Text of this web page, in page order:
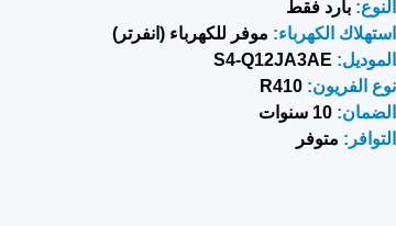
النوع: بارد فقط
استهلاك الكهرباء: موفر للكهرباء (انفرتر)
الموديل: S4-Q12JA3AE
نوع الفريون:
الضمان: 10 سنوات
التوافر: متوفر